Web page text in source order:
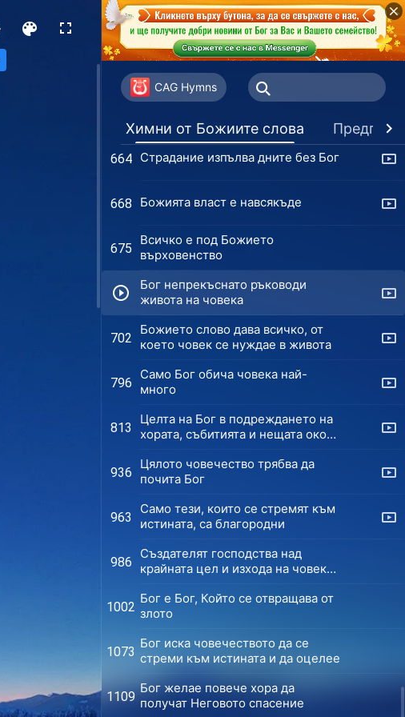
CAG Hymns
Химни от Божиите слова
639
Бог одобри покаянието на царя
на Ниневия
Човечеството не може да
контролира собствената си съдба
664 Страдание изпълва дните без Бог
668 Божията власт е навсякъде
675
Всичко е под Божието
върховенство
Бог непрекъснато ръководи
живота на човека
702
Божието слово дава всичко, от
което човек се нуждае в живота
796
Само Бог обича човека най-
много
813
Целта на Бог в подреждането на
хората, събитията и нещата около
936
Цялото човечество трябва да
почита Бог
963
Само тези, които се стремят към
истината, са благородни
986
Създателят господства над
крайната цел и изхода на човека
1002
Бог е Бог, Който се отвращава от
злото
1073
Бог иска човечеството да се
стреми към истината и да оцелее
1109
Бог желае повече хора да
получат Неговото спасение